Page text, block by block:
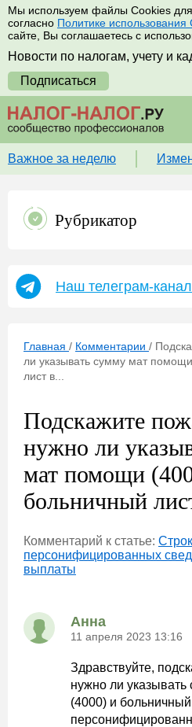
Мы используем файлы Cookies
согласно Политике использования
сайте, Вы соглашаетесь с
Новости по налогам, учету и
Подписаться
Важное за неделю
Рубрикатор
Наш телеграм-канал
Главная / Комментарии /
ли указывать сумму мат
лист в...
Подскажите
нужно ли
мат помощи
больничный
Комментарий к статье:
персонифицированных
выплаты
Анна
11 апреля 2023 13:16
Здравствуйте,
нужно ли
(4000) и больничный